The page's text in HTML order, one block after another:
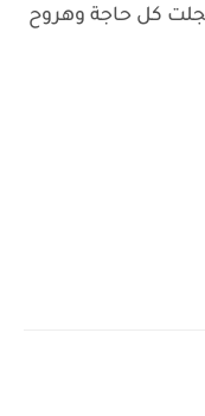
كل حاجة وهروح